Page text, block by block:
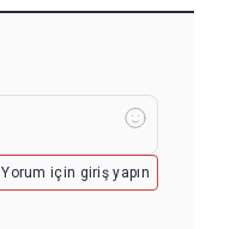
Yorum için giriş yapın